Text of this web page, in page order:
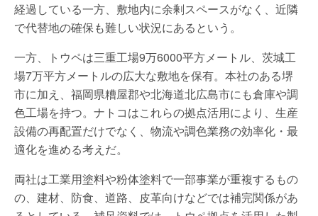
経過している一方、敷地内に余剰スペースがなく、近隣
で代替地の確保も難しい状況にあるという。
一方、トウペは三重工場9万6000平方メートル、茨城工
場7万平方メートルの広大な敷地を保有。本社のある堺
市に加え、福岡県糟屋郡や北海道北広島市にも倉庫や調
色工場を持つ。ナトコはこれらの拠点活用により、生産
設備の再配置だけでなく、物流や調色業務の効率化・最
適化を進める考えだ。
両社は工業用塗料や粉体塗料で一部事業が重複するもの
の、建材、防食、道路、皮革向けなどでは補完関係があ